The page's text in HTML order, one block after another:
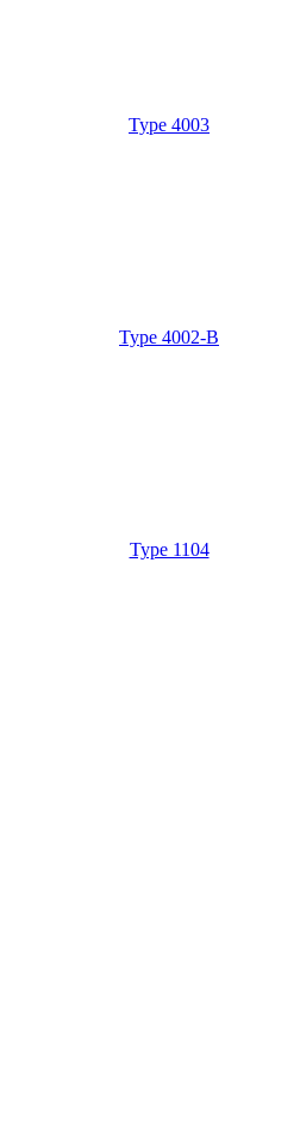
Type 4003
Type 4002-B
Type 1104